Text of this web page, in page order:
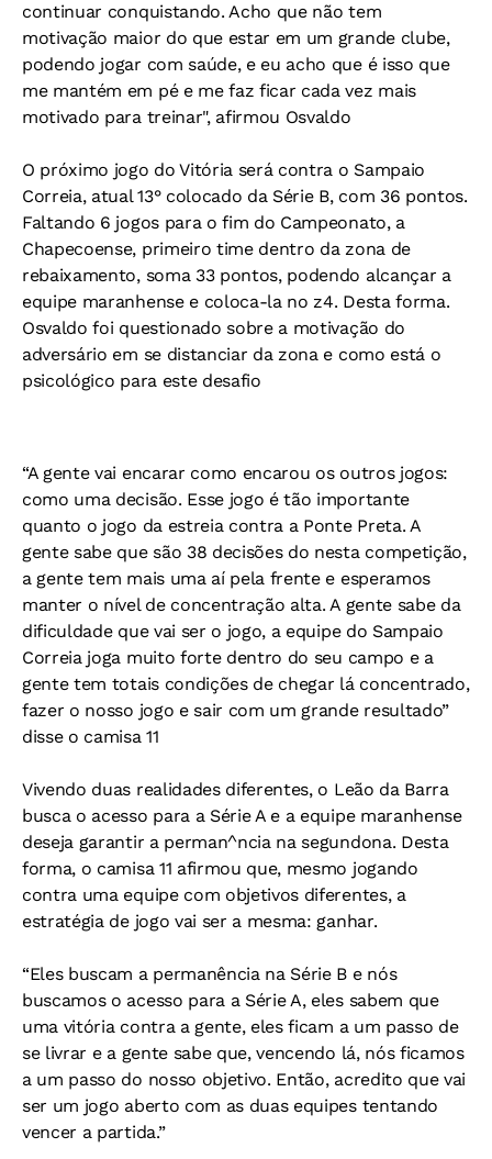
continuar conquistando. Acho que não tem
motivação maior do que estar em um grande clube,
podendo jogar com saúde, e eu acho que é isso que
me mantém em pé e me faz ficar cada vez mais
motivado para treinar", afirmou Osvaldo
O próximo jogo do Vitória será contra o Sampaio
Correia, atual 13° colocado da Série B, com 36 pontos.
Faltando 6 jogos para o fim do Campeonato, a
Chapecoense, primeiro time dentro da zona de
rebaixamento, soma 33 pontos, podendo alcançar a
equipe maranhense e coloca-la no z4. Desta forma.
Osvaldo foi questionado sobre a motivação do
adversário em se distanciar da zona e como está o
psicológico para este desafio
“A gente vai encarar como encarou os outros jogos:
como uma decisão. Esse jogo é tão importante
quanto o jogo da estreia contra a Ponte Preta. A
gente sabe que são 38 decisões do nesta competição,
a gente tem mais uma aí pela frente e esperamos
manter o nível de concentração alta. A gente sabe da
dificuldade que vai ser o jogo, a equipe do Sampaio
Correia joga muito forte dentro do seu campo e a
gente tem totais condições de chegar lá concentrado,
fazer o nosso jogo e sair com um grande resultado”
disse o camisa 11
Vivendo duas realidades diferentes, o Leão da Barra
busca o acesso para a Série A e a equipe maranhense
deseja garantir a perman^ncia na segundona. Desta
forma, o camisa 11 afirmou que, mesmo jogando
contra uma equipe com objetivos diferentes, a
estratégia de jogo vai ser a mesma: ganhar.
“Eles buscam a permanência na Série B e nós
buscamos o acesso para a Série A, eles sabem que
uma vitória contra a gente, eles ficam a um passo de
se livrar e a gente sabe que, vencendo lá, nós ficamos
a um passo do nosso objetivo. Então, acredito que vai
ser um jogo aberto com as duas equipes tentando
vencer a partida.”